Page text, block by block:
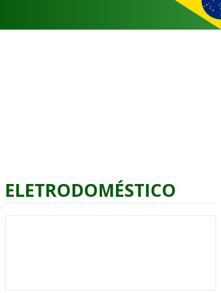
ELETRODOMÉSTICO